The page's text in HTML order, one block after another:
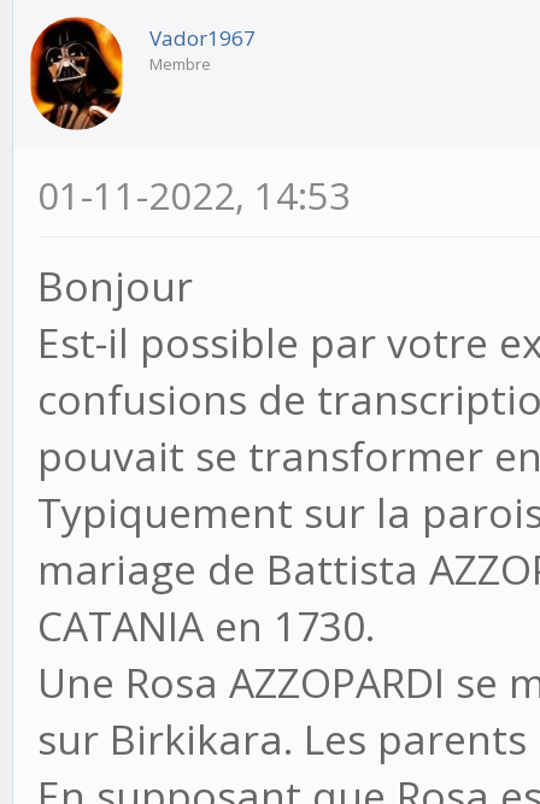
Vador1967
Membre
01-11-2022, 14:53
Bonjour
Est-il possible par votre
confusions de
pouvait se transformer
Typiquement sur la
mariage de Battista
CATANIA en 1730.
Une Rosa AZZOPARDI se
sur Birkikara. Les